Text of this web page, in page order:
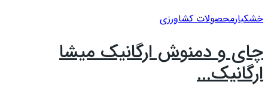
خشکبارمحصولات کشاورزی
چای و دمنوش ارگانیک میشا
ارگانیک...